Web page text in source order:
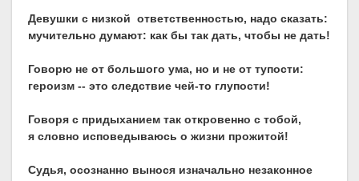
Девушки с низкой ответственностью, надо сказать:
мучительно думают: как бы так дать, чтобы не дать!
Говорю не от большого ума, но и не от тупости:
героизм -- это следствие чей-то глупости!
Говоря с придыханием так откровенно с тобой,
я словно исповедываюсь о жизни прожитой!
Судья, осознанно вынося изначально незаконное